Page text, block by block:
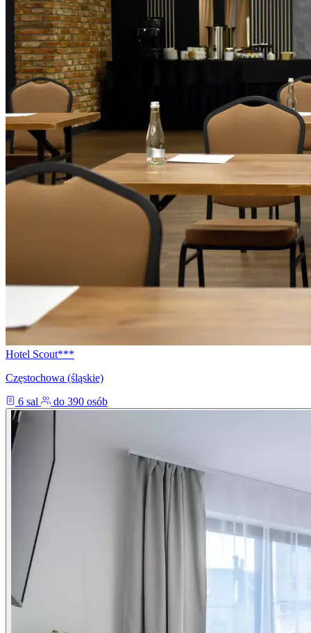
Hotel Scout***
Częstochowa (śląskie)
6 sal
do 390 osób